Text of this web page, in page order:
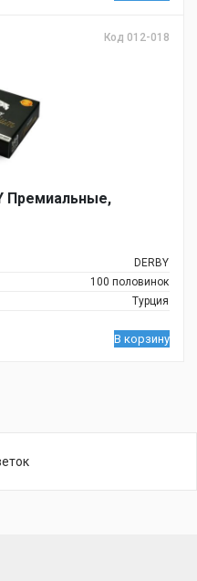
Код 012-018
Премиальные,
DERBY
100 половинок
Турция
В корзину